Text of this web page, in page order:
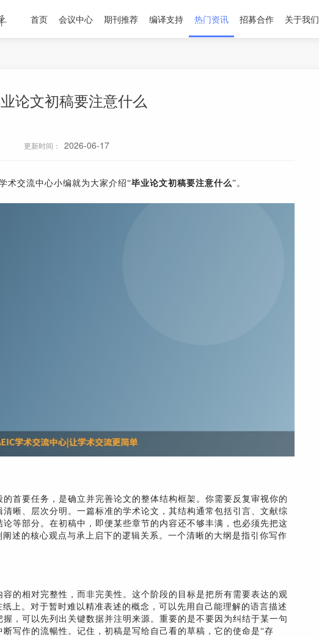
首页 会议中心 期刊推荐 编译支持 热门资讯 招募合作 关于我们
论文初稿要注意什么
更新时间： 2026-06-17
术交流中心小编就为大家介绍“毕业论文初稿要注意什么”。
首要任务，是确立并完善论文的整体结构框架。你需要反复审视你的
晰、层次分明。一篇标准的学术论文，其结构通常包括引言、文献综
等部分。在初稿中，即便某些章节的内容还不够丰满，也必须先把这
述的核心观点与承上启下的逻辑关系。一个清晰的大纲是指引你写作
的相对完整性，而非完美性。这个阶段的目标是把所有需要表达的观
上。对于暂时难以精准表述的概念，可以先用自己能理解的语言描述
，可以先列出关键数据并注明来源。重要的是不要因为纠结于某一句
写作的流暢性。记住，初稿是写给自己看的草稿，它的使命是“存